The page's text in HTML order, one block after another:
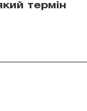
термін